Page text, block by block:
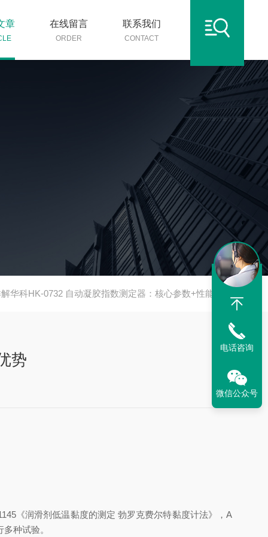
章 在线留言
ORDER
联系我们
CONTACT
华科HK-0732 自动凝胶指数测定器：核心参数+性能优势
势
《润滑剂低温黏度的测定 勃罗克费尔特黏度计法》，A
种试验。
电话咨询
微信公众号